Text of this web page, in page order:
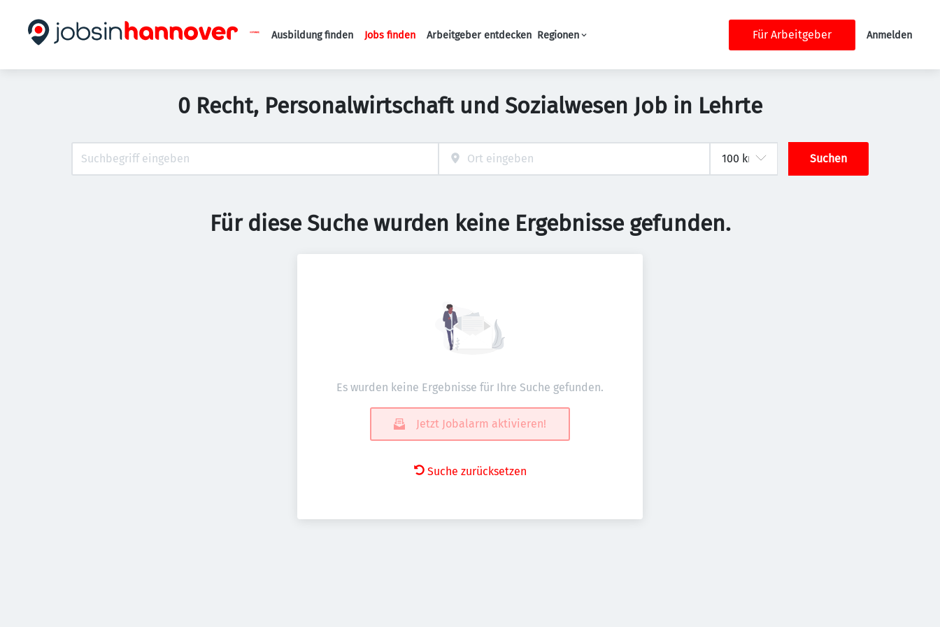
Haupt-Navigation
Ausbildung finden Jobs finden Arbeitgeber entdecken Regionen Für Arbeitgeber Anmelden
0 Recht, Personalwirtschaft und Sozialwesen Job in Lehrte
Suchen
Für diese Suche wurden keine Ergebnisse gefunden.
Es wurden keine Ergebnisse für Ihre Suche gefunden.
Jetzt Jobalarm aktivieren!
Suche zurücksetzen